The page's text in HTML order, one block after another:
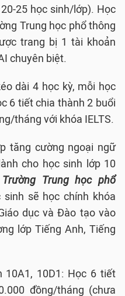
25 học sinh/lớp). Học
Trung học phổ thông
trang bị 1 tài khoản
chuyên biệt.
dài 4 học kỳ, mỗi học
6 tiết chia thành 2 buổi
tháng với khóa IELTS.
tăng cường ngoại ngữ
cho học sinh lớp 10
Trường Trung học phổ
sinh sẽ học chính khóa
dục và Đào tạo vào
lớp Tiếng Anh, Tiếng
10A1, 10D1: Học 6 tiết
đồng/tháng (chưa